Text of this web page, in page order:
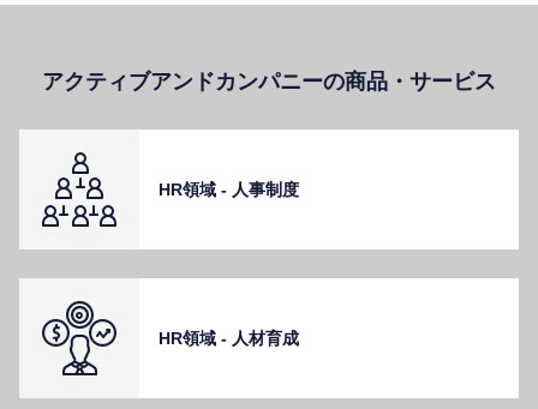
アクティブアンドカンパニーの商品・サービス
HR領域 - ⼈事制度
HR領域 - ⼈材育成